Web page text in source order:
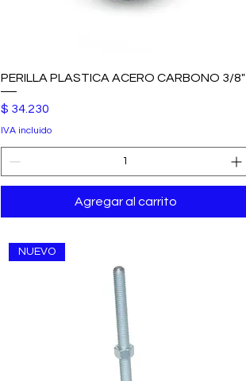
PERILLA PLASTICA ACERO CARBONO 3/8"
Precio
$ 34.230
IVA incluido
Agregar al carrito
NUEVO